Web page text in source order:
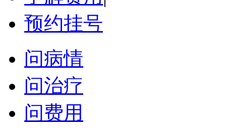
预约挂号
问病情
问治疗
问费用